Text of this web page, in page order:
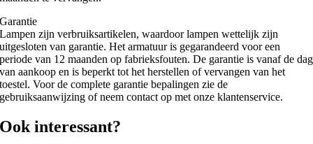
Garantie
Lampen zijn verbruiksartikelen, waardoor lampen wettelijk zijn
uitgesloten van garantie. Het armatuur is gegarandeerd voor een
periode van 12 maanden op fabrieksfouten. De garantie is vanaf de dag
van aankoop en is beperkt tot het herstellen of vervangen van het
toestel. Voor de complete garantie bepalingen zie de
gebruiksaanwijzing of neem contact op met onze klantenservice.
Ook interessant?